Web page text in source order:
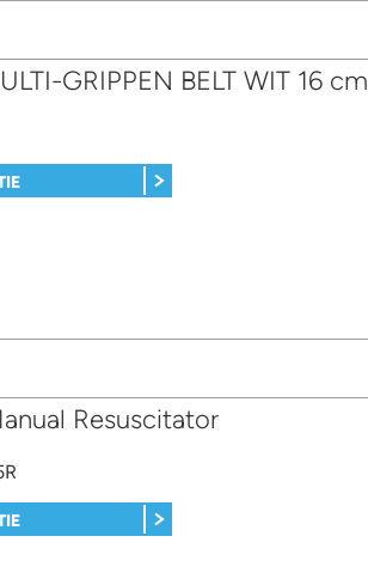
GRIPPEN BELT WIT 16 cm
Resuscitator